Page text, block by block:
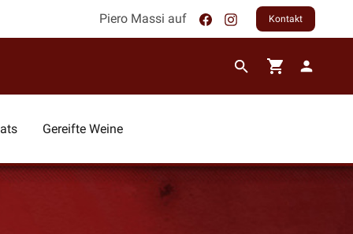
Piero Massi auf Kontakt
Gereifte Weine
Rebsorten